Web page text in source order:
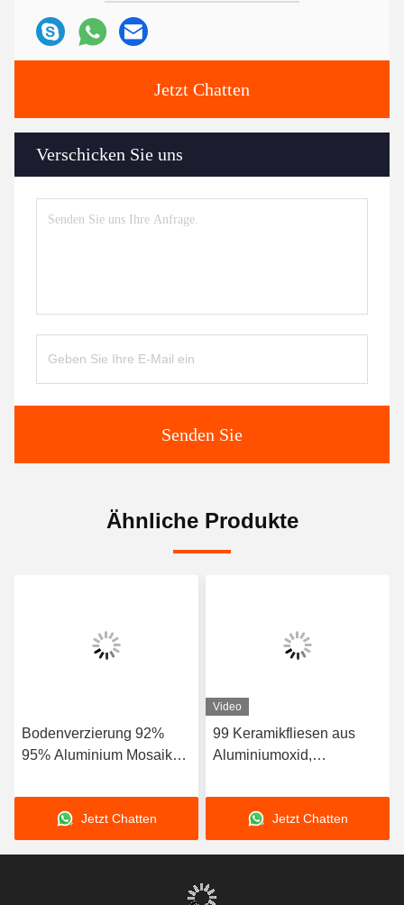
Jetzt Chatten
Verschicken Sie uns
Senden Sie
Ähnliche Produkte
Bodenverzierung 92%
95% Aluminium Mosaik
Jetzt Chatten
Video
99 Keramikfliesen aus
Aluminiumoxid,
Keramikfliesen für
LuftschleusenJetzt Chatten